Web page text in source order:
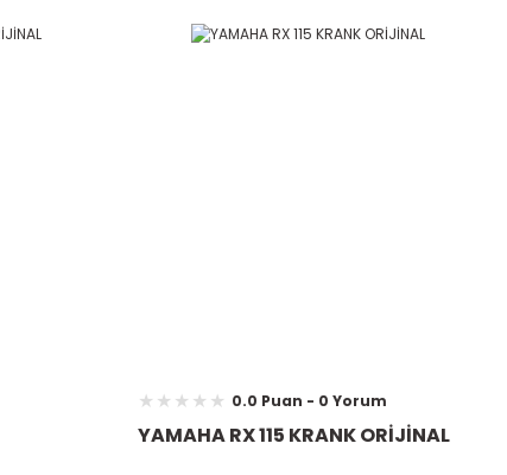
0.0 Puan - 0 Yorum
YAMAHA RX 115 KRANK ORİJİNAL